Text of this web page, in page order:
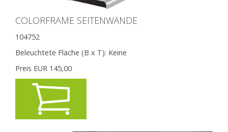
COLORFRAME SEITENWÄNDE
104752
Beleuchtete Fläche (B x T): Keine
Preis EUR 145,00